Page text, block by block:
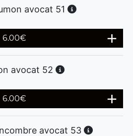
avocat 51
6.00€
avocat 52
6.00€
avocat 53